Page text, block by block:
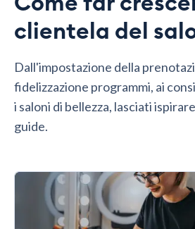
clientela del
Dall'impostazione della
fidelizzazione programmi, ai
i saloni di bellezza, lasciati
guide.